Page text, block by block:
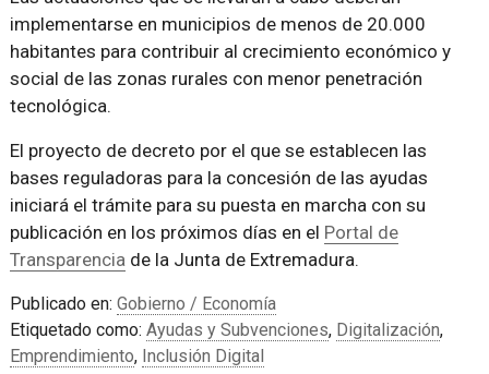
implementarse en municipios de menos de 20.000
habitantes para contribuir al crecimiento económico y
social de las zonas rurales con menor penetración
tecnológica.
El proyecto de decreto por el que se establecen las
bases reguladoras para la concesión de las ayudas
iniciará el trámite para su puesta en marcha con su
publicación en los próximos días en el Portal de
Transparenciade la Junta de Extremadura.
Publicado en: Gobierno / Economía
Etiquetado como: Ayudas y Subvenciones, Digitalización,
Emprendimiento, Inclusión Digital